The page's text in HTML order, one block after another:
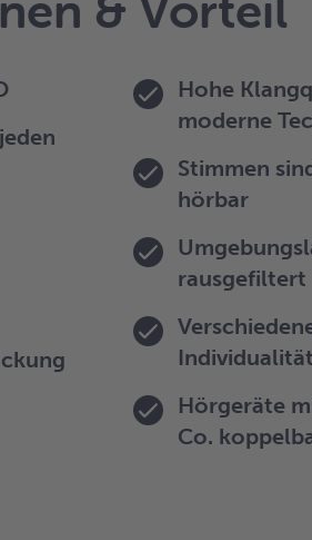
Hohe
moderne
Stimmen
hörbar
rausgefiltert
Individualität
Hörgeräte
Co.